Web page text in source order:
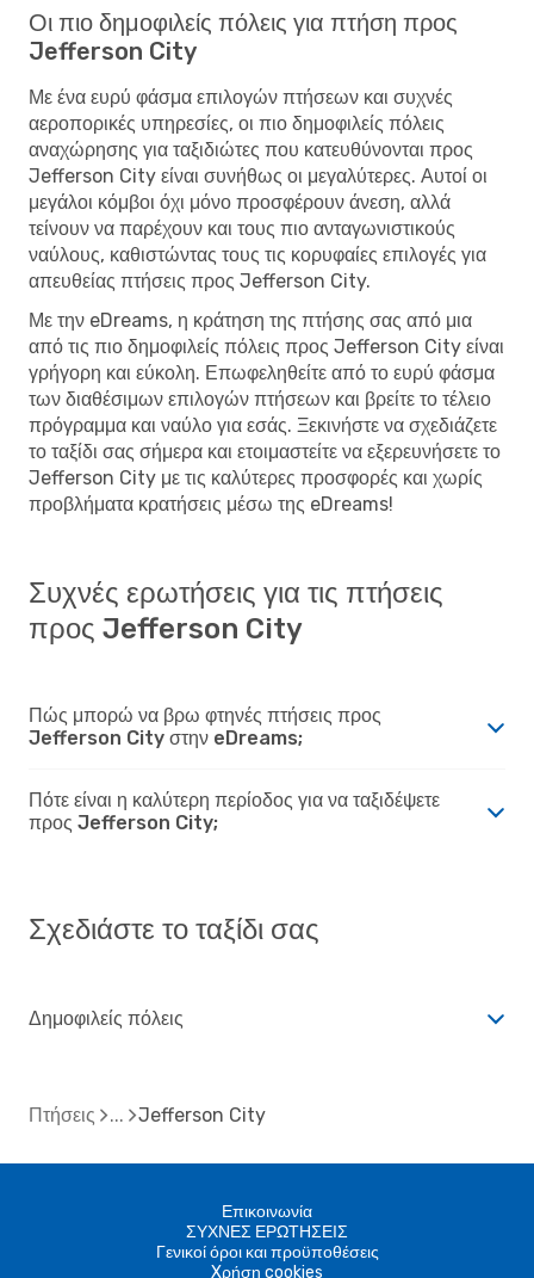
Οι πιο δημοφιλείς πόλεις για πτήση προς
Jefferson City
Με ένα ευρύ φάσμα επιλογών πτήσεων και συχνές
αεροπορικές υπηρεσίες, οι πιο δημοφιλείς πόλεις
αναχώρησης για ταξιδιώτες που κατευθύνονται προς
Jefferson City είναι συνήθως οι μεγαλύτερες. Αυτοί οι
μεγάλοι κόμβοι όχι μόνο προσφέρουν άνεση, αλλά
τείνουν να παρέχουν και τους πιο ανταγωνιστικούς
ναύλους, καθιστώντας τους τις κορυφαίες επιλογές για
απευθείας πτήσεις προς Jefferson City.
Με την eDreams, η κράτηση της πτήσης σας από μια
από τις πιο δημοφιλείς πόλεις προς Jefferson City είναι
γρήγορη και εύκολη. Επωφεληθείτε από το ευρύ φάσμα
των διαθέσιμων επιλογών πτήσεων και βρείτε το τέλειο
πρόγραμμα και ναύλο για εσάς. Ξεκινήστε να σχεδιάζετε
το ταξίδι σας σήμερα και ετοιμαστείτε να εξερευνήσετε το
Jefferson City με τις καλύτερες προσφορές και χωρίς
προβλήματα κρατήσεις μέσω της eDreams!
Συχνές ερωτήσεις για τις πτήσεις
προς Jefferson City
Πώς μπορώ να βρω φτηνές πτήσεις προς
Jefferson City στην eDreams;
Πότε είναι η καλύτερη περίοδος για να ταξιδέψετε
προς Jefferson City;
Σχεδιάστε το ταξίδι σας
Δημοφιλείς πόλεις
Πτήσεις Jefferson City
Επικοινωνία
ΣΥΧΝΕΣ ΕΡΩΤΗΣΕΙΣ
Γενικοί όροι και προϋποθέσεις
Xρήση cookies